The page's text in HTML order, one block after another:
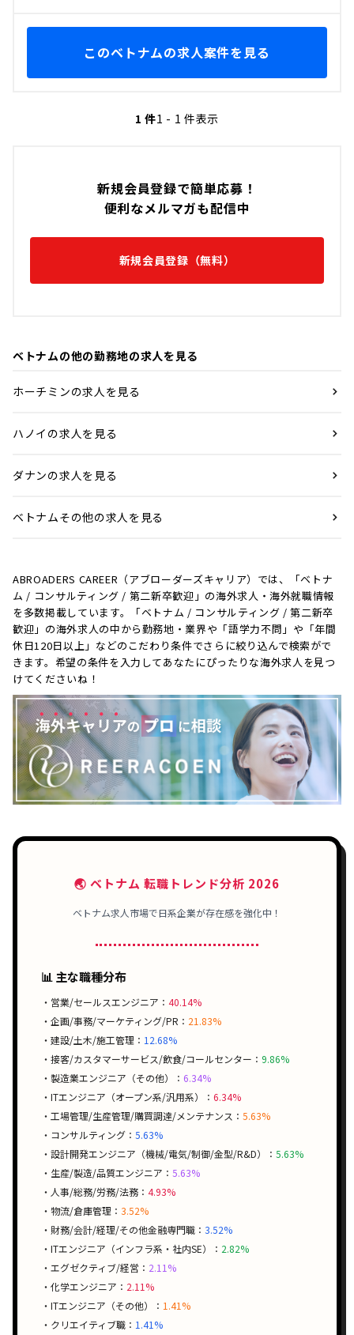
新規会員登録で簡単応募！
便利なメルマガも配信中
新規会員登録（無料）
ベトナムの他の勤務地の求人を見る
ホーチミンの求人を見る
ハノイの求人を見る
ダナンの求人を見る
ベトナムその他の求人を見る
ABROADERS CAREER（アブローダーズキャリア）では、「ベトナ
ム / コンサルティング / 第二新卒歓迎」の海外求人・海外就職情報
を多数掲載しています。「ベトナム / コンサルティング / 第二新卒
歓迎」の海外求人の中から勤務地・業界や「語学力不問」や「年間
休日120日以上」などのこだわり条件でさらに絞り込んで検索がで
きます。希望の条件を入力してあなたにぴったりな海外求人を見つ
けてくださいね！
🌏 ベトナム 転職トレンド分析 2026
ベトナム求人市場で日系企業が存在感を強化中！
📊 主な職種分布
・営業/セールスエンジニア： 40.14%
・企画/事務/マーケティング/PR： 21.83%
・建設/土木/施工管理： 12.68%
・接客/カスタマーサービス/飲食/コールセンター： 9.86%
・製造業エンジニア（その他）： 6.34%
・ITエンジニア（オープン系/汎用系）： 6.34%
・工場管理/生産管理/購買調達/メンテナンス： 5.63%
・コンサルティング： 5.63%
・設計開発エンジニア（機械/電気/制御/金型/R&D）： 5.63%
・生産/製造/品質エンジニア： 5.63%
・人事/総務/労務/法務： 4.93%
・物流/倉庫管理： 3.52%
・財務/会計/経理/その他金融専門職： 3.52%
・ITエンジニア（インフラ系・社内SE）： 2.82%
・エグゼクティブ/経営： 2.11%
・化学エンジニア： 2.11%
・ITエンジニア（その他）： 1.41%
・クリエイティブ職： 1.41%
このベトナムの求人案件を見る
1 件1 - 1 件表示